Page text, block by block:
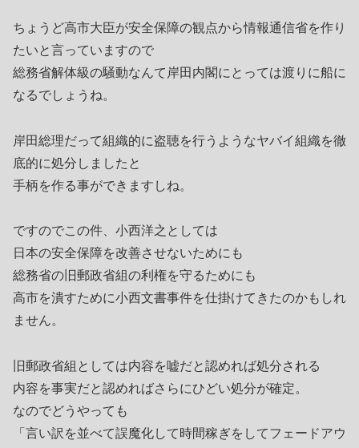
ちょうど高市大臣が安全保障の観点から情報通信省を作り
たいと言っていますので
総務省解体級の騒動なんて岸田内閣にとっては渡りに船に
なるでしょうね。
岸田総理だって組織的に盗聴を行うようなヤバイ組織を徹
底的に処分しましたと
手柄を作る事ができますしね。
ですのでこの件、小西洋之としては
日本の安全保障を改善させないためにも
総務省の旧郵政省組の利権を守るためにも
高市を潰すために小西文書事件を仕掛けてきたのかもしれ
ません。
旧郵政省組としては内容を嘘だと認めれば処分される
内容を事実だと認めればさらにひどい処分が確定。
なのでどうやっても
「言い訳を並べて誤魔化して時間稼ぎをしてフェードアウ